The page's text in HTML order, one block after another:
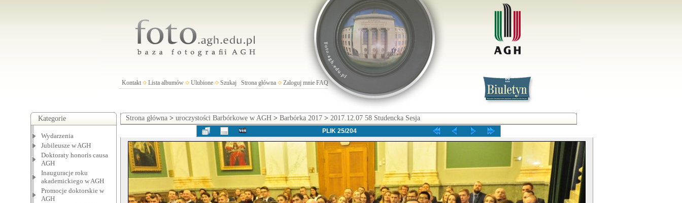
Kontakt Lista albumów Ulubione Szukaj Strona główna Zaloguj mnie FAQ
Kategorie
Wydarzenia
Jubileusze w AGH
Doktoraty honoris causa
AGH
Inauguracje roku
akademickiego w AGH
Promocje doktorskie w
AGH
Strona główna> uroczystości Barbórkowe w AGH> Barbórka 2017> 2017.12.07 58 Studencka Sesja
PLIK 25/204